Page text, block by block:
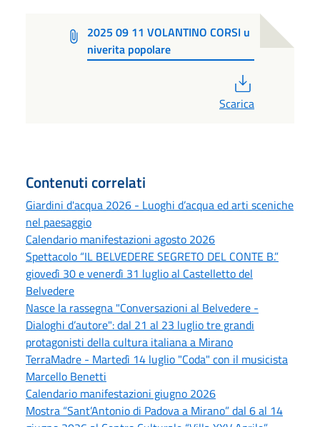
2025 09 11 VOLANTINO CORSI u
niverita popolare
Scarica
Contenuti correlati
Giardini d'acqua 2026 - Luoghi d’acqua ed arti sceniche
nel paesaggio
Calendario manifestazioni agosto 2026
Spettacolo “IL BELVEDERE SEGRETO DEL CONTE B.”
giovedì 30 e venerdì 31 luglio al Castelletto del
Belvedere
Nasce la rassegna "Conversazioni al Belvedere -
Dialoghi d’autore": dal 21 al 23 luglio tre grandi
protagonisti della cultura italiana a Mirano
TerraMadre - Martedì 14 luglio "Coda" con il musicista
Marcello Benetti
Calendario manifestazioni giugno 2026
Mostra “Sant’Antonio di Padova a Mirano” dal 6 al 14